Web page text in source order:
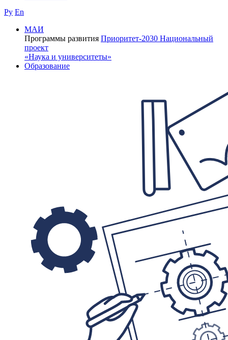
Ру En
МАИ
Программы развития Приоритет-2030 Национальный
проект
«Наука и университеты»
Образование